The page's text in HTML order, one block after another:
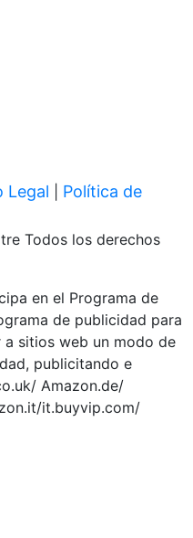
Legal
Política de
Todos los derechos
en el Programa de
de publicidad para
sitios web un modo de
publicitando e
Amazon.de/
it.buyvip.com/